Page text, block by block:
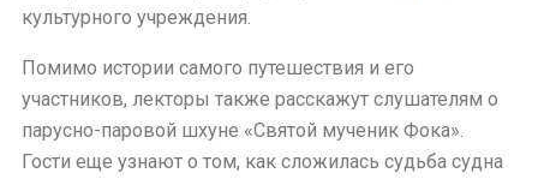
культурного учреждения.
Помимо истории самого путешествия и его
участников, лекторы также расскажут слушателям о
парусно-паровой шхуне «Святой мученик Фока».
Гости еще узнают о том, как сложилась судьба судна